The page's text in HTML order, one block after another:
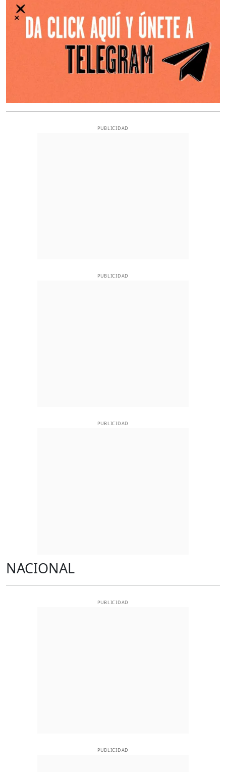
PUBLICIDAD
PUBLICIDAD
PUBLICIDAD
NACIONAL
PUBLICIDAD
PUBLICIDAD